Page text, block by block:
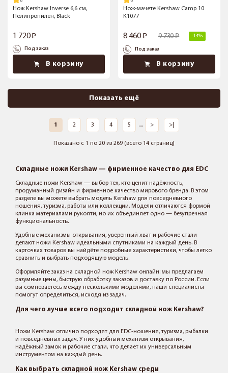
Нож Kershaw Inverse 6,6 см,
Полипропилен, Black
1 720
Под заказ
В корзину
Нож-мачете Kershaw Camp 10
K1077
8 460 9 730 -14%
Под заказ
В корзину
Показать ещё
1 2 3 4 5 .... > >|
Показано с 1 по 20 из 269 (всего 14 страниц)
Складные ножи Kershaw — фирменное качество для EDC
Складные ножи Kershaw — выбор тех, кто ценит надёжность,
продуманный дизайн и фирменное качество мирового бренда. В этом
разделе вы можете выбрать модель Kershaw для повседневного
ношения, туризма, работы или коллекции. Модели отличаются формой
клинка материалами рукояти, но их объединяет одно — безупречная
функциональность.
Удобные механизмы открывания, уверенный хват и рабочие стали
делают ножи Kershaw идеальными спутниками на каждый день. В
карточках товаров вы найдёте подробные характеристики, чтобы легко
сравнить и выбрать подходящую модель.
Оформляйте заказ на складной нож Kershaw онлайн: мы предлагаем
разумные цены, быструю обработку заказов и доставку по России. Если
вы сомневаетесь между несколькими моделями, наши специалисты
помогут определиться, исходя из задач.
Для чего лучше всего подходит складной нож Kershaw?
Ножи Kershaw отлично подходят для EDC-ношения, туризма, рыбалки
и повседневных задач. У них удобный механизм открывания,
надёжный замок и рабочие стали, что делает их универсальным
инструментом на каждый день.
Как выбрать складной нож Kershaw среди